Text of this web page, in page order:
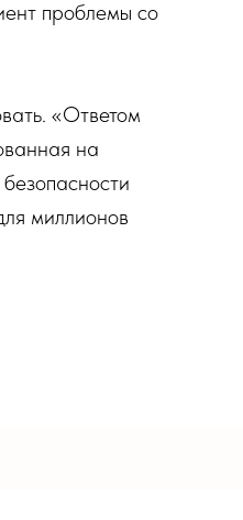
проблемы со
«Ответом
на
миллионов